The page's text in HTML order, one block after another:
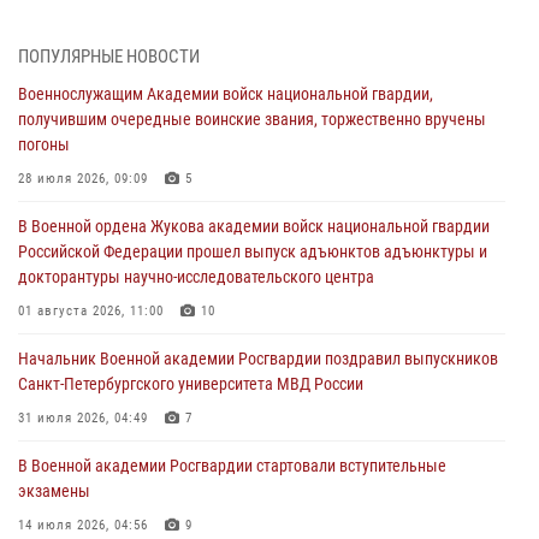
27 июля 2026, 14:49 7
Военная академия информирует!
23 июля 2026, 04:51
Курсант Военной академии войск национальной гвардии принял
22 июля 2026, 09:41
Мастер‑класс по стрельбе: точность, тактика, профессионализм
20 июля 2026, 11:17
108 лет со дня образования подразделений связи войск
ПОПУЛЯРНЫЕ НОВОСТИ
Военнослужащим Академии войск национальной гвардии,
получившим очередные воинские звания, торжественно вручены
погоны
28 июля 2026, 09:09 5
В Военной ордена Жукова академии войск национальной гвардии
Российской Федерации прошел выпуск адъюнктов адъюнктуры и
докторантуры научно-исследовательского центра
01 августа 2026, 11:00 10
Начальник Военной академии Росгвардии поздравил выпускников
Санкт-Петербургского университета МВД России
31 июля 2026, 04:49 7
В Военной академии Росгвардии стартовали вступительные
экзамены
14 июля 2026, 04:56 9